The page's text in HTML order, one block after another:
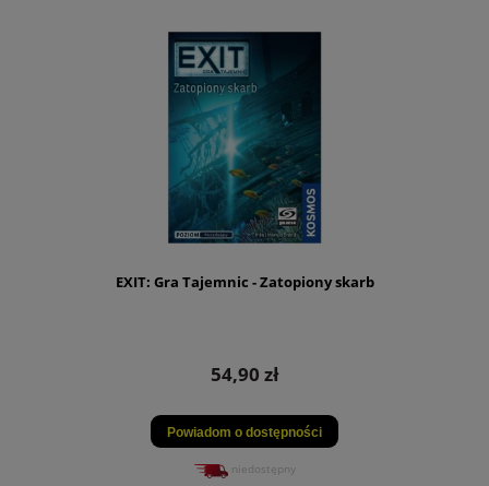
EXIT: Gra Tajemnic - Zatopiony skarb
54,90 zł
Powiadom o dostępności
niedostępny